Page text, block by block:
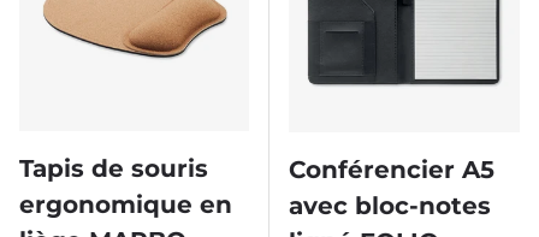
Tapis de souris
ergonomique en
Conférencier A5
avec bloc-notes